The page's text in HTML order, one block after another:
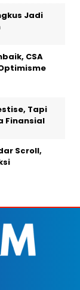
Jadi
CSA
Tapi
Finansial
Scroll,